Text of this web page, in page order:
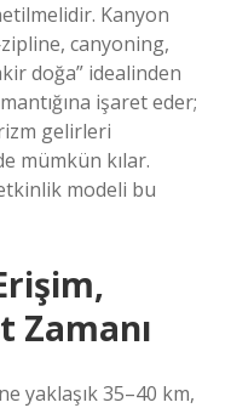
Kanyon
canyoning,
doğa” idealinden
işaret eder;
gelirleri
mümkün kılar.
modeli bu
Zamanı
yaklaşık 35–40 km,